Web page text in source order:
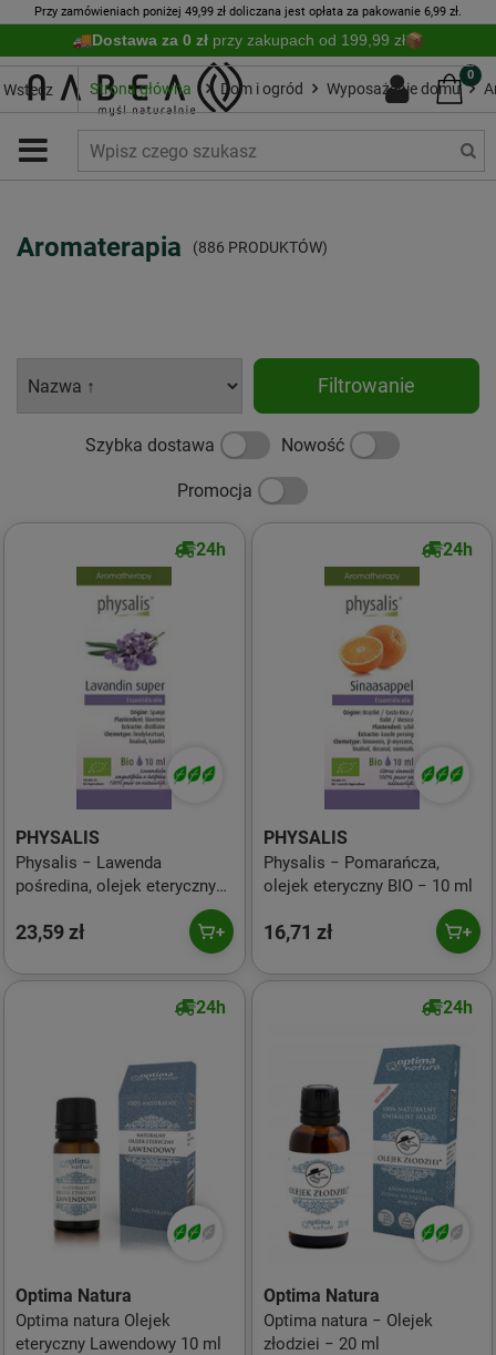
Przy zamówieniach poniżej 49,99 zł doliczana jest opłata za pakowanie 6,99 zł.
Dostawa za 0 zł przy zakupach od 199,99 zł
0
Wstecz Strona główna Dom i ogród Wyposażenie domu
Aromaterapia (886 PRODUKTÓW)
Filtrowanie
Szybka dostawa Nowość
Promocja
24h
PHYSALIS
Physalis − Lawenda
pośredina, olejek eteryczny
23,59 zł
24h
PHYSALIS
Physalis − Pomarańcza,
olejek eteryczny BIO − 10 ml
16,71 zł
24h
Optima Natura
Optima natura Olejek
eteryczny Lawendowy 10 ml
24h
Optima Natura
Optima natura − Olejek
złodziei − 20 ml